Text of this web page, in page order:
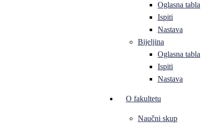
Oglasna tabla
Ispiti
Nastava
Bijeljina
Oglasna tabla
Ispiti
Nastava
O fakultetu
Naučni skup